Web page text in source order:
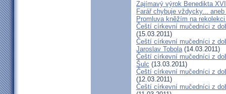
Zajímavý výrok Benedikta
Farář chybuje vždycky...
Promluva kněžím na
Čeští církevní mučedníci z
(15.03.2011)
Čeští církevní mučedníci z
Jaroslav Tobola(14.03.2011)
Čeští církevní mučedníci z
Šulc (13.03.2011)
Čeští církevní mučedníci z
(12.03.2011)
Čeští církevní mučedníci z